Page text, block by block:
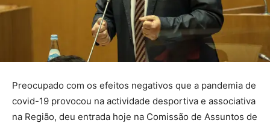
Preocupado com os efeitos negativos que a pandemia de
covid-19 provocou na actividade desportiva e associativa
na Região, deu entrada hoje na Comissão de Assuntos de